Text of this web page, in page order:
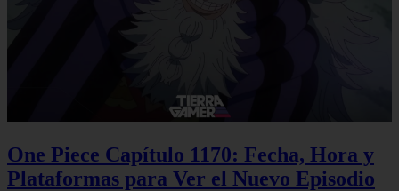
One Piece Capítulo 1170: Fecha, Hora y
Plataformas para Ver el Nuevo Episodio